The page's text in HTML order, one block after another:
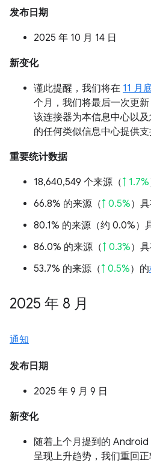
发布日期
2025 年 10 月 14 日
新变化
谨此提醒，我们将在 11 月
个月，我们将最后一次更新
该连接器为本信息中心以
的任何类似信息中心提供支
重要统计数据
18,640,549 个来源（↑ 1.7%
66.8% 的来源（↑ 0.5%）
80.1% 的来源（约 0.0%）
86.0% 的来源（↑ 0.3%）
53.7% 的来源（↑ 0.5%）的
2025 年 8 月
通知
发布日期
2025 年 9 月 9 日
新变化
随着上个月提到的
呈现上升趋势，我们重回正